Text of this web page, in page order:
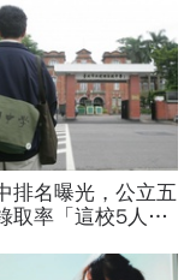
排名曝光，公立五
取率「這校5人就
後的代價有多大